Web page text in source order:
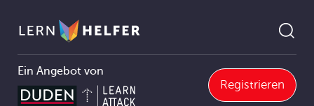
Ein Angebot von
Registrieren
Pfadnavigation
4 Elektrizitätslehre 4.2 Der Gleichstromkreis 4.2.6 Gesetze im Gleichstromkreis